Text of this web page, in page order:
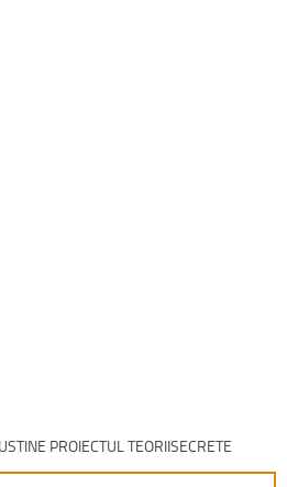
PROIECTUL TEORIISECRETE